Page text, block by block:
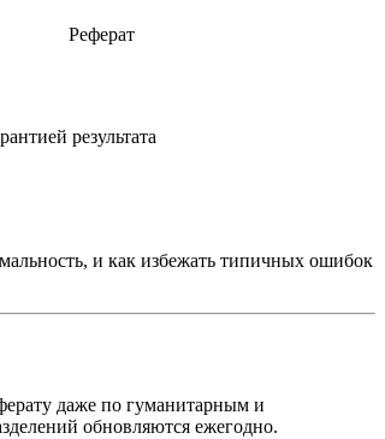
Реферат
результата
и как избежать типичных ошибок
даже по гуманитарным и
обновляются ежегодно.